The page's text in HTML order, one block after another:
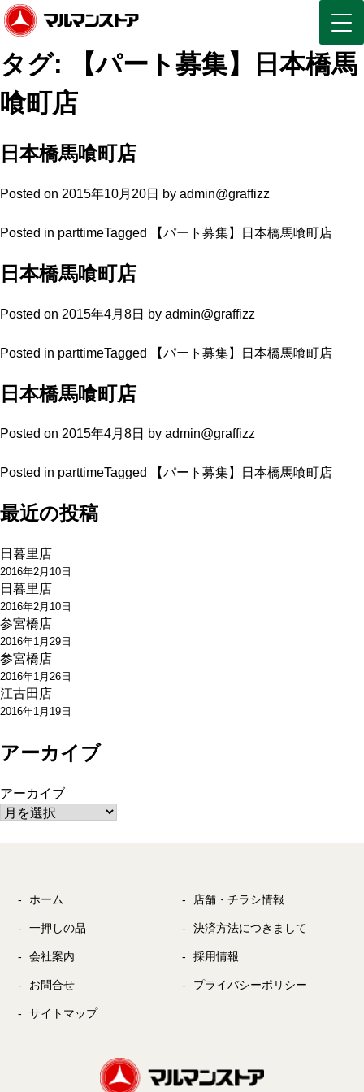
タグ:
【パート募集】日本橋馬
喰町店
日本橋馬喰町店
Posted on 2015年10月20日 by admin@graffizz
Posted in parttimeTagged 【パート募集】日本橋馬喰町店
日本橋馬喰町店
Posted on 2015年4月8日 by admin@graffizz
Posted in parttimeTagged 【パート募集】日本橋馬喰町店
日本橋馬喰町店
Posted on 2015年4月8日 by admin@graffizz
Posted in parttimeTagged 【パート募集】日本橋馬喰町店
最近の投稿
日暮里店
2016年2月10日
日暮里店
2016年2月10日
参宮橋店
2016年1月29日
参宮橋店
2016年1月26日
江古田店
2016年1月19日
アーカイブ
アーカイブ
ホーム 店舗・チラシ情報
一押しの品 決済方法につきまして
会社案内 採用情報
お問合せ プライバシーポリシー
サイトマップ